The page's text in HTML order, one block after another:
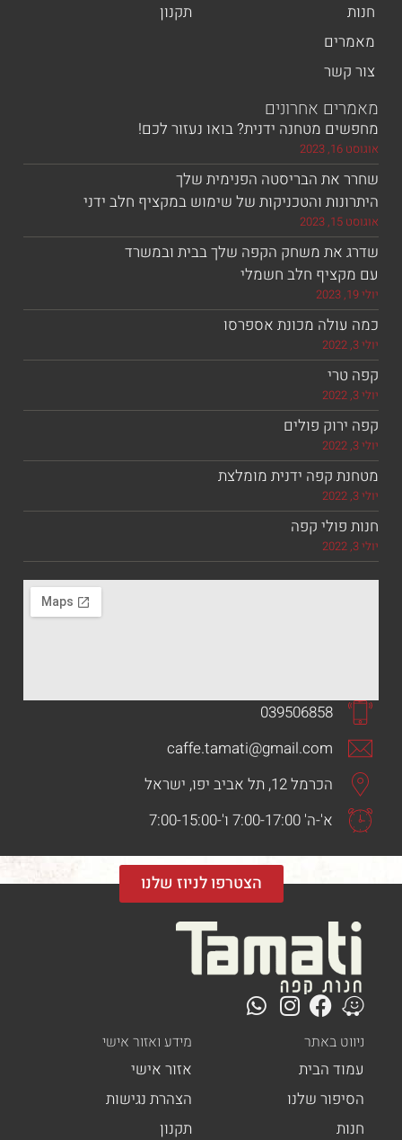
אחרונים
מטחנה ידנית? בואו נעזור לכם!
הבריסטה הפנימית שלך
והטכניקות של שימוש במקציף חלב ידני
משחק הקפה שלך בבית ובמשרד
חלב חשמלי
מכונת אספרסו
פולים
קפה ידנית מומלצת
קפה
039506858
caffe.tamati@gmail.com
הכרמל 12, תל אביב יפו, ישראל
א'-ה' 7:00-17:00 ו'-7:00-15:00
הצטרפו לניוז שלנו
באתר
הבית
שלנו
מידע ואזור אישי
אזור אישי
הצהרת נגישות